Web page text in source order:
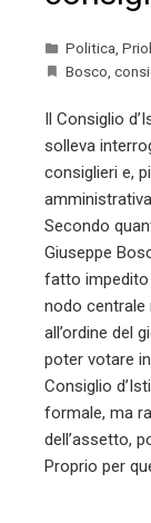
Politica
Bosco
Il Consiglio
solleva
consiglieri e,
Secondo
Giuseppe
fatto impedito
nodo centrale
all’ordine del
poter votare
Consiglio
formale, ma
dell’assetto,
Proprio per